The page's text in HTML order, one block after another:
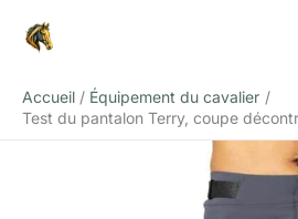
Accueil
Équipement du cavalier
Test du pantalon Terry, coupe